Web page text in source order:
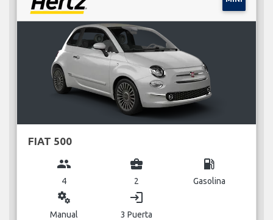
FIAT 500
group
4
business_center
2
local_gas_station
Gasolina
miscellaneous_services
Manual
login
3 Puerta